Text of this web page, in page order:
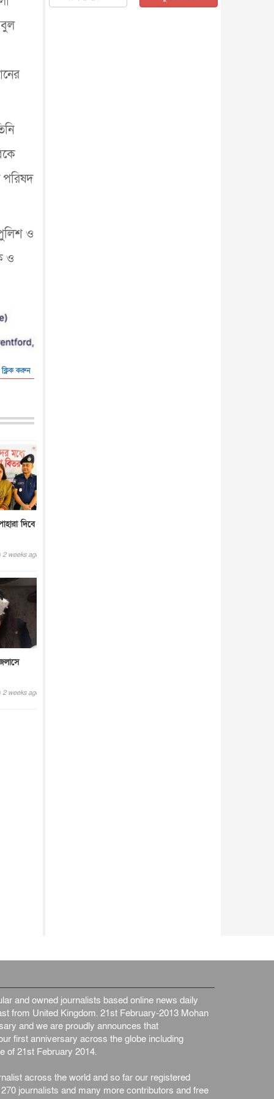
পরিষদ
ও
ও
ক্লিক করুন
দিবে
2 weeks ago
2 weeks ago
জাতীয় ৫ আগস্ট, ২০২৬
and owned journalists based online news daily
from United Kingdom. 21st February-2013 Mohan
and we are proudly announces that
first anniversary across the globe including
of 21st February 2014.
across the world and so far our registered
journalists and many more contributors and free